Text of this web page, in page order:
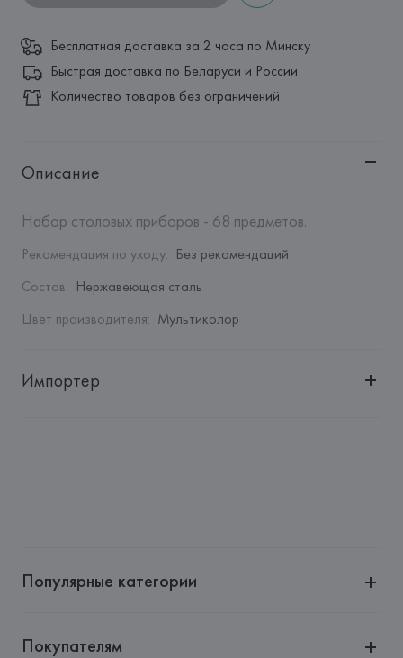
Бесплатная доставка за 2 часа по Минску
Быстрая доставка по Беларуси и России
Количество товаров без ограничений
Описание
Набор столовых приборов - 68 предметов.
Рекомендация по уходу: Без рекомендаций
Состав: Нержавеющая сталь
Цвет производителя: Мультиколор
Импортер
Страна происхождения товара:
Популярные категории
Покупателям